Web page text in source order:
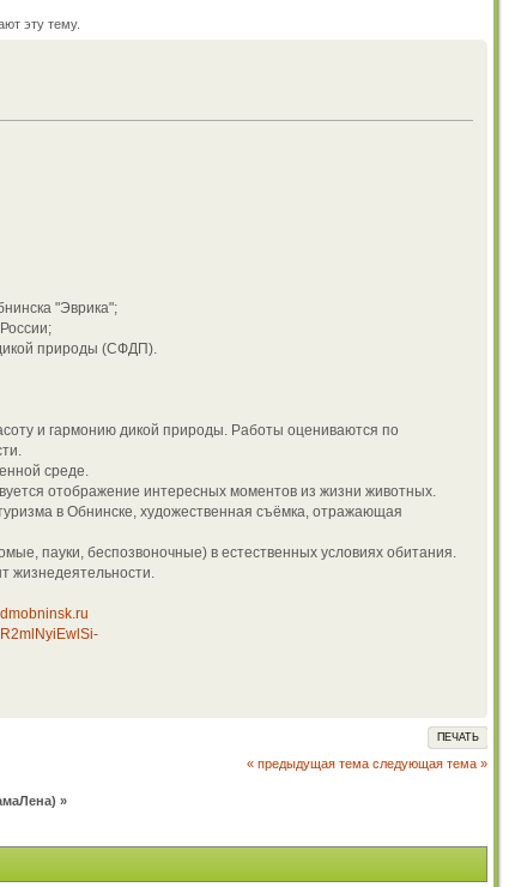
эту тему.
"Эврика";
природы (СФДП).
и гармонию дикой природы. Работы оцениваются по
среде.
отображение интересных моментов из жизни животных.
в Обнинске, художественная съёмка, отражающая
пауки, беспозвоночные) в естественных условиях обитания.
жизнедеятельности.
ПЕЧАТЬ
« предыдущая тема следующая тема »
) »